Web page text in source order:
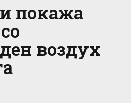
покажа
воздух